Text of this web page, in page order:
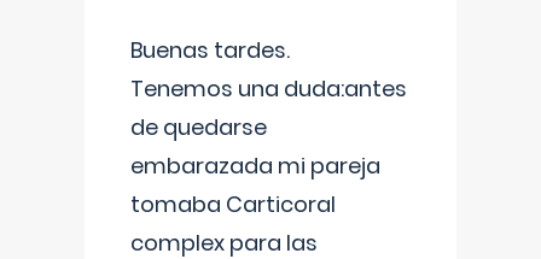
Buenas tardes.
Tenemos una duda:antes
de quedarse
embarazada mi pareja
tomaba Carticoral
complex para las